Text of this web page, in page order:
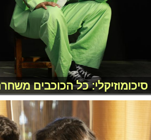
סיכומוזיקלי: כל הכוכבים